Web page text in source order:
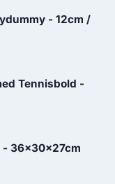
- 12cm /
Tennisbold -
- 36x30x27cm